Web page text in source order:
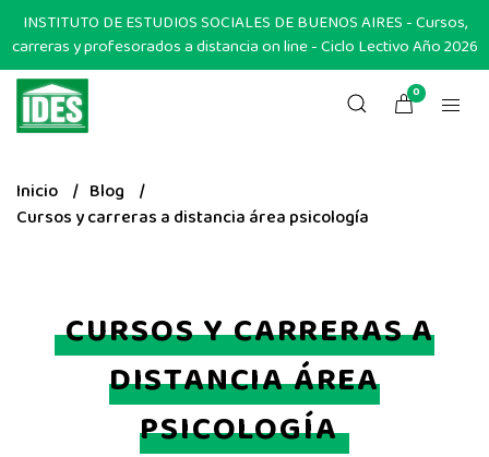
INSTITUTO DE ESTUDIOS SOCIALES DE BUENOS AIRES - Cursos,
carreras y profesorados a distancia on line - Ciclo Lectivo Año 2026
0
Inicio
Blog
Cursos y carreras a distancia área psicología
CURSOS Y CARRERAS A
DISTANCIA ÁREA
PSICOLOGÍA